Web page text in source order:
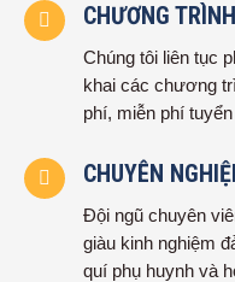
CHƯƠNG
Chúng tôi liên tục
khai các chương
phí, miễn phí
CHUYÊN
Đội ngũ chuyên
giàu kinh nghiệm
quí phụ huynh và